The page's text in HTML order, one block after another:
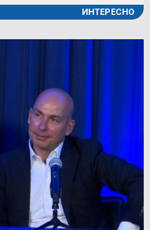
ИНТЕРЕСНО